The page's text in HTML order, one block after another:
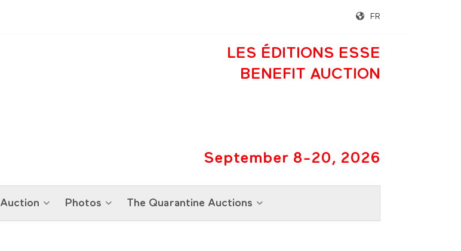
FR
LES ÉDITIONS ESSE
BENEFIT AUCTION
September 8-20, 2026
Auction Photos The Quarantine Auctions